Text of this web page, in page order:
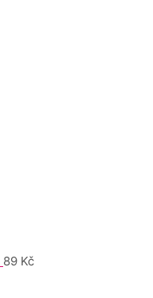
89 Kč